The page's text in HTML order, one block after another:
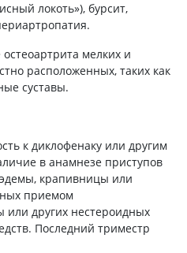
локоть»), бурсит,
мелких и
расположенных, таких как
суставы.
к диклофенаку или другим
в анамнезе приступов
крапивницы или
приемом
или других нестероидных
Последний триместр